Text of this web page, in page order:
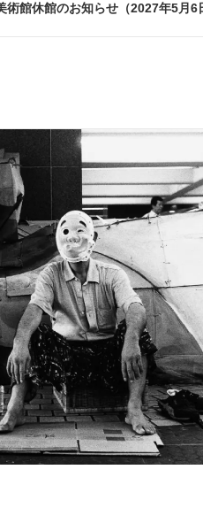
術館休館のお知らせ（2027年5月6